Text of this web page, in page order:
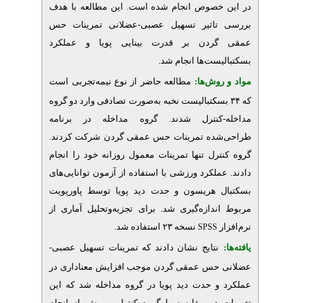
انجام شده است. این مطالعه با هدف
تسهیل عصبی-عضلانی تمرینات حس
بر قدرت بینایی پویا و عملکرد
انجام شد.
مطالعه حاضر از نوع نیمه‌تجربی است
بسکتبالیست نخبه به‌صورت تصادفی وارد دو گروه
کنترل شدند. گروه مداخله در برنامه
تمرینات حس عمقی گردن شرکت کردند.
تنها تمرینات معمول روزانه خود را انجام
ورزشی با استفاده از آزمون توانایی‌های
هریسون و حدت دید پویا توسط پاورپویت
شد. برای تجزیه‌وتحلیل آماری از
نتایج نشان دادند که تمرینات تسهیل عصبی-
حس عمقی گردن موجب افزایش معناداری در
حدت دید پویا در گروه مداخله شد که این